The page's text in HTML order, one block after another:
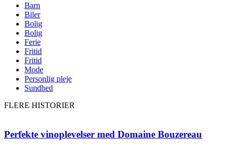
Barn
Biler
Bolig
Bolig
Ferie
Fritid
Fritid
Mode
Personlig pleje
Sundhed
FLERE HISTORIER
Perfekte vinoplevelser med Domaine Bouzereau